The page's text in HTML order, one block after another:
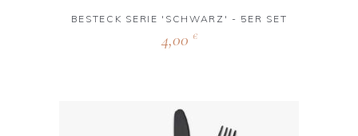
BESTECK SERIE 'SCHWARZ' - 5ER SET
4,00 €